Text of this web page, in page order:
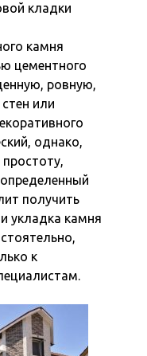
кладки
камня
цементного
ровную,
или
однако,
получить
укладка камня
к